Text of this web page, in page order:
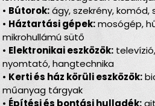
• Bútorok:ágy, szekrény, komód,
• Háztartási gépek:mosógép,
mikrohullámú sütő
• Elektronikai eszközök:
nyomtató, hangtechnika
• Kerti és ház körüli eszközök:
műanyag tárgyak